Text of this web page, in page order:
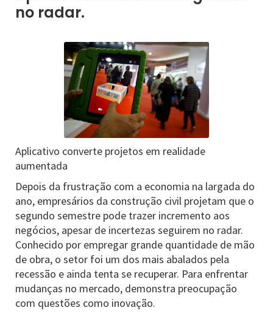
no radar.
Aplicativo converte projetos em realidade
aumentada
Depois da frustração com a economia na largada do
ano, empresários da construção civil projetam que o
segundo semestre pode trazer incremento aos
negócios, apesar de incertezas seguirem no radar.
Conhecido por empregar grande quantidade de mão
de obra, o setor foi um dos mais abalados pela
recessão e ainda tenta se recuperar. Para enfrentar
mudanças no mercado, demonstra preocupação
com questões como inovação.